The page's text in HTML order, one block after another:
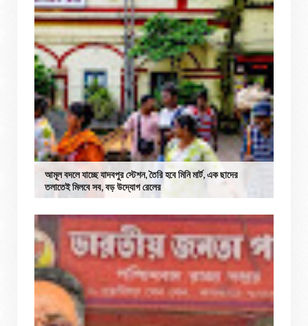
আমূল বদলে যাচ্ছে যাদবপুর স্টেশন, তৈরি হবে মিনি মার্ট, এক ছাদের
তলাতেই মিলবে সব, বড় উদ্যোগ রেলের